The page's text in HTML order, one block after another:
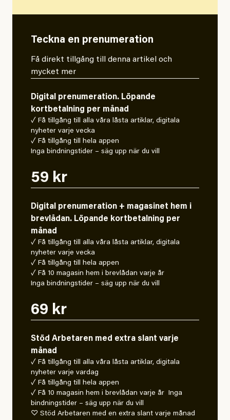
Teckna en prenumeration
Få direkt tillgång till denna artikel och
mycket mer
Digital prenumeration. Löpande
kortbetalning per månad
✓ Få tillgång till alla våra låsta artiklar, digitala
nyheter varje vecka
✓ Få tillgång till hela appen
Inga bindningstider – säg upp när du vill
59 kr
Digital prenumeration + magasinet hem i
brevlådan. Löpande kortbetalning per
månad
✓ Få tillgång till alla våra låsta artiklar, digitala
nyheter varje vecka
✓ Få tillgång till hela appen
✓ Få 10 magasin hem i brevlådan varje år
Inga bindningstider – säg upp när du vill
69 kr
Stöd Arbetaren med extra slant varje
månad
✓ Få tillgång till alla våra låsta artiklar, digitala
nyheter varje vardag
✓ Få tillgång till hela appen
✓ Få 10 magasin hem i brevlådan varje år Inga
bindningstider – säg upp när du vill
♡ Stöd Arbetaren med en extra slant varje månad